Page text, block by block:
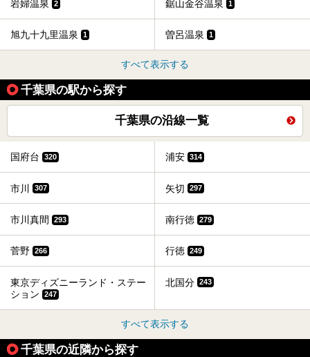
岩婦温泉 2 鋸山金谷温泉 1
旭九十九里温泉 1 曽呂温泉 1
すべて表示する
千葉県の駅から探す
千葉県の沿線一覧
国府台 320 浦安 314
市川 307 矢切 297
市川真間 293 南行徳 279
菅野 266 行徳 249
東京ディズニーランド・ステー
ション
247
北国分 243
すべて表示する
千葉県の近隣から探す